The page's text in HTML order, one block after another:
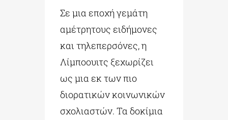
Σε μια εποχή γεμάτη
αμέτρητους ειδήμονες
και τηλεπερσόνες, η
Λίμποουιτς ξεχωρίζει
ως μια εκ των πιο
διορατικών κοινωνικών
σχολιαστών. Τα δοκίμια